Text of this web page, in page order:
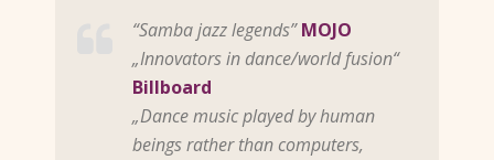
“Samba jazz legends” MOJO
„Innovators in dance/world fusion“
Billboard
„Dance music played by human
beings rather than computers,